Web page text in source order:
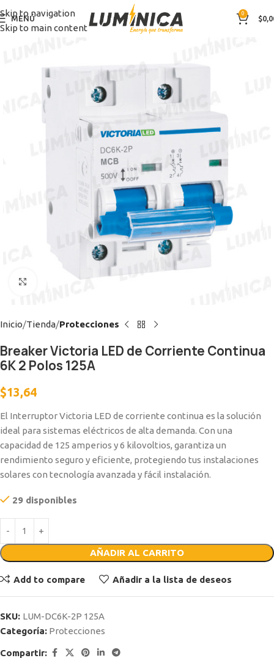
Skip to navigation
Skip to main content
MENÚ
0
$
Clic para ampliar
Inicio Tienda Protecciones
Breaker Victoria LED de Corriente Continua
6K 2 Polos 125A
$13,64
El Interruptor Victoria LED de corriente continua es la solución
ideal para sistemas eléctricos de alta demanda. Con una
capacidad de 125 amperios y 6 kilovoltios, garantiza un
rendimiento seguro y eficiente, protegiendo tus instalaciones
solares con tecnología avanzada y fácil instalación.
29 disponibles
AÑADIR AL CARRITO
Add to compare Añadir a la lista de deseos
SKU: LUM-DC6K-2P 125A
Categoría: Protecciones
Compartir: